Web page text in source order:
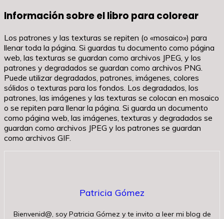
Información sobre el libro para colorear
Los patrones y las texturas se repiten (o «mosaico») para
llenar toda la página. Si guardas tu documento como página
web, las texturas se guardan como archivos JPEG, y los
patrones y degradados se guardan como archivos PNG.
Puede utilizar degradados, patrones, imágenes, colores
sólidos o texturas para los fondos. Los degradados, los
patrones, las imágenes y las texturas se colocan en mosaico
o se repiten para llenar la página. Si guarda un documento
como página web, las imágenes, texturas y degradados se
guardan como archivos JPEG y los patrones se guardan
como archivos GIF.
Patricia Gómez
Bienvenid@, soy Patricia Gómez y te invito a leer mi blog de